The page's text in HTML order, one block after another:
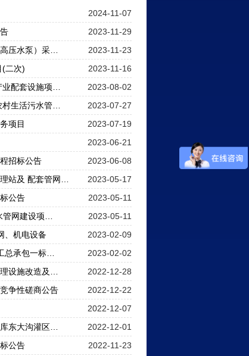
2024-11-07
2023-11-29
2023-11-23
压水泵）采…
2023-11-16
(二次)
2023-08-02
配套设施项…
2023-07-27
生活污水管…
2023-07-19
项目
2023-06-21
2023-06-08
招标公告
2023-05-17
站及 配套管网…
2023-05-11
公告
2023-05-11
管网建设项…
2023-02-09
、机电设备
2023-02-02
总承包一标…
2022-12-28
设施改造及…
2022-12-22
争性磋商公告
2022-12-07
2022-12-01
东大沟灌区…
2022-11-23
公告